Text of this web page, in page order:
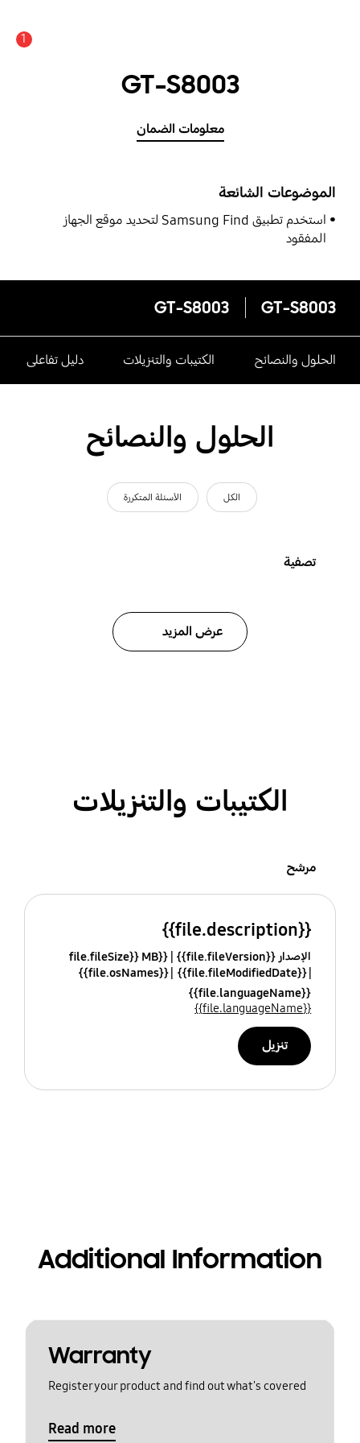
1
GT-S8003
معلومات الضمان
الموضوعات الشائعة
استخدم تطبيق Samsung Find لتحديد موقع الجهاز
المفقود
GT-S8003
GT-S8003
الحلول والنصائح الكتيبات والتنزيلات دليل تفاعلى
الحلول والنصائح
الكل الأسئلة المتكررة
تصفية
عرض المزيد
الكتيبات والتنزيلات
مرشح
{{file.description}}
الإصدار {{file.fileVersion}}
{{file.fileSize}} MB
{{file.fileModifiedDate}}
{{file.osNames}}
{{file.languageName}}
{{file.languageName}}
تنزيل
Additional Information
Warranty
Register your product and find out what's covered
Read more